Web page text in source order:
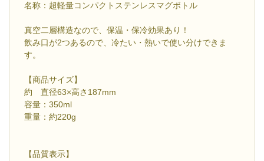
名称：超軽量コンパクトステンレスマグボトル
真空二層構造なので、保温・保冷効果あり！
飲み口が2つあるので、冷たい・熱いで使い分けできま
す。
【商品サイズ】
約 直径63×高さ187mm
容量：350ml
重量：約220g
【品質表示】